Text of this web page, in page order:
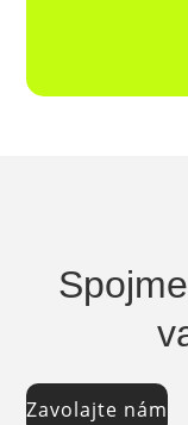
Zavolajte nám